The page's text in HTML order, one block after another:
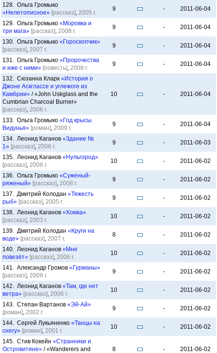
128. Ольга Громыко
«Нелетописное» [рассказ], 2005 г.
9 - 2011-06-04
129. Ольга Громыко «Моровка и
три мага» [рассказ], 2008 г.
9 - 2011-06-04
130. Ольга Громыко «Гороскопчик»
[рассказ], 2007 г.
9 - 2011-06-04
131. Ольга Громыко «Пророчества
и иже с ними» [повесть], 2008 г.
9 - 2011-06-04
132. Сюзанна Кларк «История о
Джоне Аскглассе и углежоге из
Камбрии» / «John Uskglass and the
Cumbrian Charcoal Burner»
[рассказ], 2006 г.
10 - 2011-06-04
133. Ольга Громыко «Год крысы.
Видунья» [роман], 2009 г.
9 - 2011-06-04
134. Леонид Каганов «Здание №
1» [рассказ], 2006 г.
9 - 2011-06-03
135. Леонид Каганов «Нульгород»
[рассказ], 2006 г.
10 - 2011-06-02
136. Ольга Громыко «Суженый-
ряженый» [рассказ], 2008 г.
9 - 2011-06-02
137. Дмитрий Колодан «Тяжесть
рыб» [рассказ], 2005 г.
9 - 2011-06-02
138. Леонид Каганов «Хомка»
[рассказ], 2003 г.
10 - 2011-06-02
139. Дмитрий Колодан «Круги на
воде» [рассказ], 2007 г.
8 - 2011-06-02
140. Леонид Каганов «Мне
повезёт» [рассказ], 2006 г.
10 - 2011-06-02
141. Александр Громов «Гурманы»
[рассказ], 2009 г.
9 - 2011-06-02
142. Леонид Каганов «Там, где нет
ветра» [рассказ], 2006 г.
10 - 2011-06-02
143. Степан Вартанов «Эй-Ай»
[роман], 2002 г.
9 - 2011-06-02
144. Сергей Лукьяненко «Танцы на
снегу» [роман], 2001 г.
10 - 2011-06-02
145. Стив Кокейн «Странники и
Островитяне» / «Wanderers and
8 - 2011-06-02